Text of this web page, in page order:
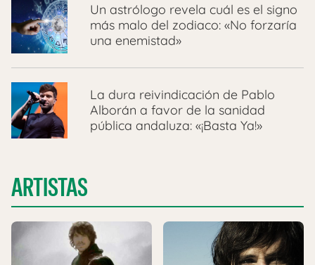
Un astrólogo revela cuál es el signo
más malo del zodiaco: «No forzaría
una enemistad»
La dura reivindicación de Pablo
Alborán a favor de la sanidad
pública andaluza: «¡Basta Ya!»
ARTISTAS